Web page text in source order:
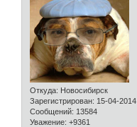
Откуда: Новосибирск
Зарегистрирован: 15-04-2014
Сообщений: 13584
Уважение: +9361